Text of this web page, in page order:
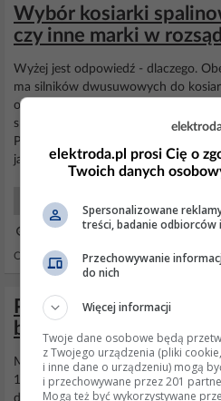
Wybór kosiarki
czy inne marki w
Wyżej jest odpowiedź - dlaczego.
ma silników dwusuwowych do
olbrzymią cenę. Dwusuwy wyleciały
spalin. Moja rada. Poszukaj silnika
Polsce nowy cieżko kupić ale czesi
jakieś pozwolenie zwalniające...
Inne Silniki Spalinowe
19 Lut 2019 16:28
Odpowiedzi: 241 Wyświetleń: 410546
Petycja do Ministra
bez dymu
Masz biznesplan na sprzedaż
10 letnią gwarancją i czekasz na
dokumentem? Łap szwagra za kark i
elektroda.pl prosi Cię o
Twoich danych
Spersonalizowane
treści, badanie odbiorców
Przechowywanie
do nich
Więcej informacji
Twoje dane osobowe będą
z Twojego urządzenia (pliki
i inne dane o urządzeniu) mogą
i przechowywane przez 201
Mogą też być wykorzystywane